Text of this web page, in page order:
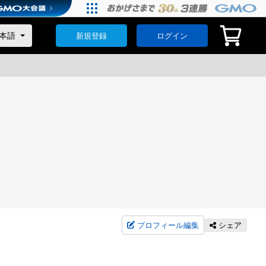
新規登録 ログイン
プロフィール編集 シェア